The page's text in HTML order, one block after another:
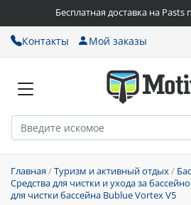
Бесплатная доставка на Pasts
Контакты Мой заказы
Главная/Туризм и активный отдых/
Средства для чистки и ухода за
для чистки бассейна Bublue Vortex V5